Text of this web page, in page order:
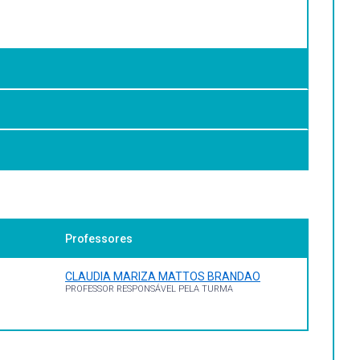
Professores
CLAUDIA MARIZA MATTOS BRANDAO
PROFESSOR RESPONSÁVEL PELA TURMA